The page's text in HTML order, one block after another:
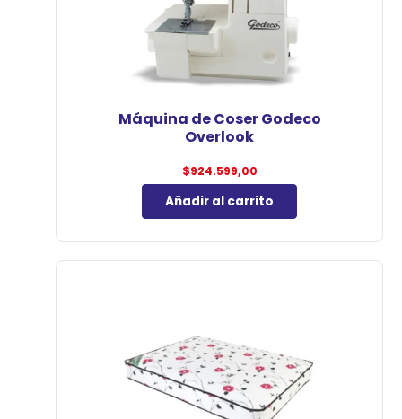
Máquina de Coser Godeco
Overlook
$924.599,00
Añadir al carrito